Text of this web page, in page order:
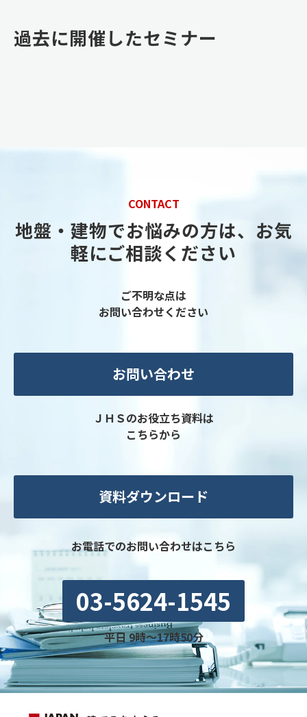
過去に開催したセミナー
CONTACT
地盤・建物でお悩みの方は、お気
軽にご相談ください
ご不明な点は
お問い合わせください
お問い合わせ
ＪＨＳのお役立ち資料は
こちらから
資料ダウンロード
お電話でのお問い合わせはこちら
03-5624-1545
平日 9時〜17時50分